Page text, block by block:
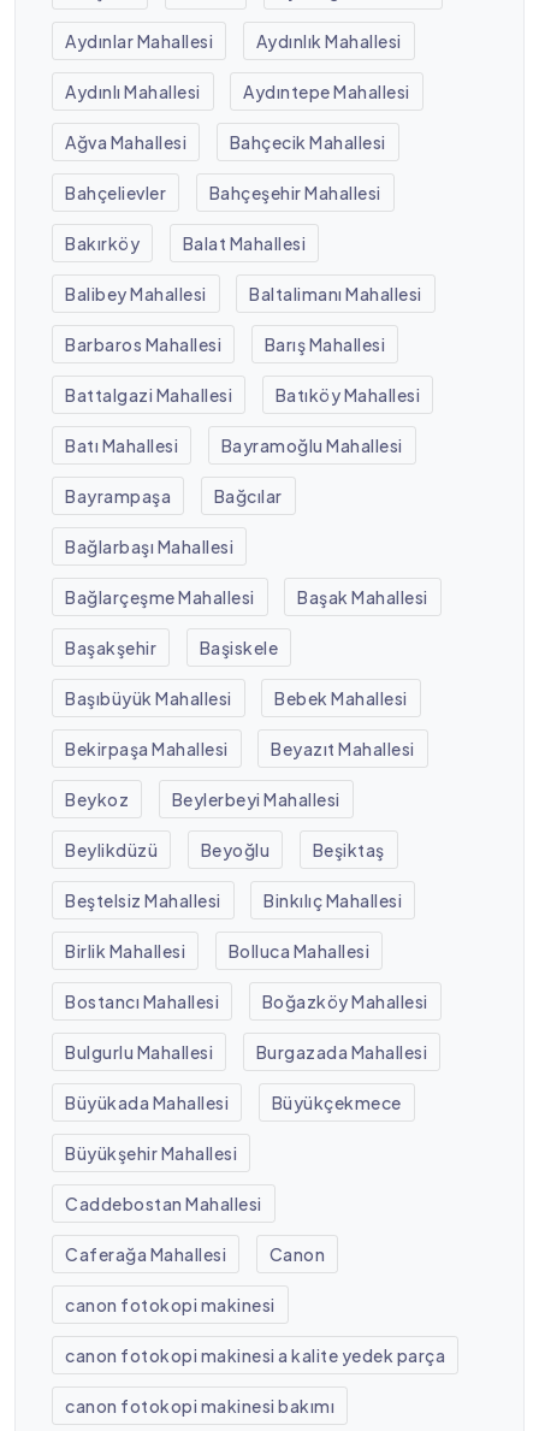
Aydınlar Mahallesi Aydınlık Mahallesi
Aydınlı Mahallesi Aydıntepe Mahallesi
Ağva Mahallesi Bahçecik Mahallesi
Bahçelievler Bahçeşehir Mahallesi
Bakırköy Balat Mahallesi
Balibey Mahallesi Baltalimanı Mahallesi
Barbaros Mahallesi Barış Mahallesi
Battalgazi Mahallesi Batıköy Mahallesi
Batı Mahallesi Bayramoğlu Mahallesi
Bayrampaşa Bağcılar
Bağlarbaşı Mahallesi
Bağlarçeşme Mahallesi Başak Mahallesi
Başakşehir Başiskele
Başıbüyük Mahallesi Bebek Mahallesi
Bekirpaşa Mahallesi Beyazıt Mahallesi
Beykoz Beylerbeyi Mahallesi
Beylikdüzü Beyoğlu Beşiktaş
Beştelsiz Mahallesi Binkılıç Mahallesi
Birlik Mahallesi Bolluca Mahallesi
Bostancı Mahallesi Boğazköy Mahallesi
Bulgurlu Mahallesi Burgazada Mahallesi
Büyükada Mahallesi Büyükçekmece
Büyükşehir Mahallesi
Caddebostan Mahallesi
Caferağa Mahallesi Canon
canon fotokopi makinesi
canon fotokopi makinesi a kalite yedek parça
canon fotokopi makinesi bakımı